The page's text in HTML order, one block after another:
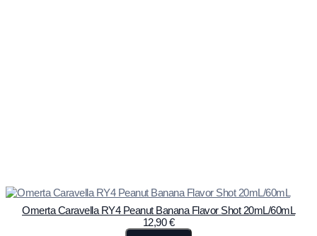
Omerta Caravella RY4 Peanut Banana Flavor Shot 20mL/60mL
12,90€